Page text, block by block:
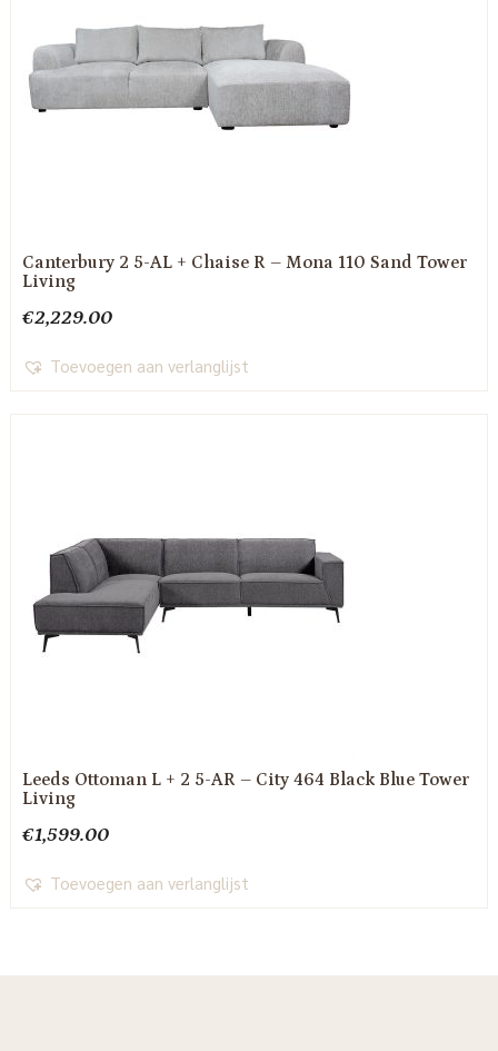
Canterbury 2 5-AL + Chaise R – Mona 110 Sand Tower
Living
€2,229.00
Toevoegen aan verlanglijst
Leeds Ottoman L + 2 5-AR – City 464 Black Blue Tower
Living
€1,599.00
Toevoegen aan verlanglijst